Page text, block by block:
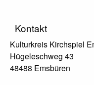
Kontakt
Kulturkreis Kirchspiel
Hügeleschweg 43
48488 Emsbüren